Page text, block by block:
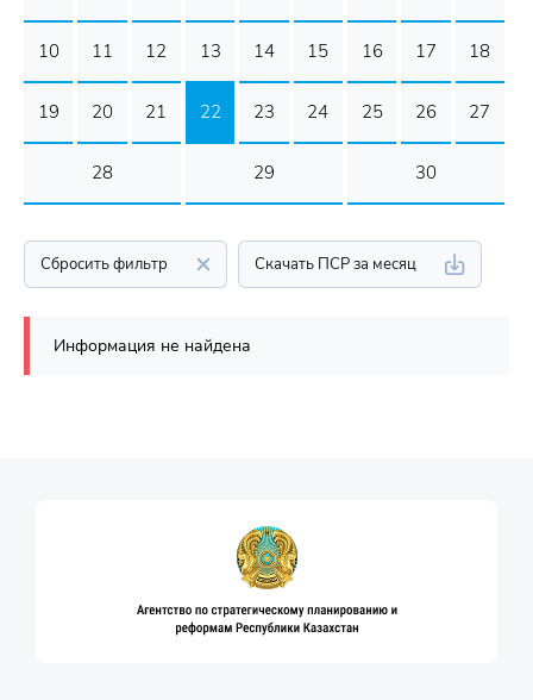
10 11 12 13 14 15 16 17 18
19 20 21 22 23 24 25 26 27
28 29 30
Сбросить фильтр Скачать ПСР за месяц
Информация не найдена